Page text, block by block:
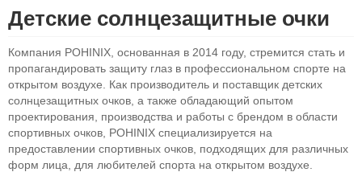
Детские солнцезащитные очки
Компания POHINIX, основанная в 2014 году, стремится стать и
пропагандировать защиту глаз в профессиональном спорте на
открытом воздухе. Как производитель и поставщик детских
солнцезащитных очков, а также обладающий опытом
проектирования, производства и работы с брендом в области
спортивных очков, POHINIX специализируется на
предоставлении спортивных очков, подходящих для различных
форм лица, для любителей спорта на открытом воздухе.